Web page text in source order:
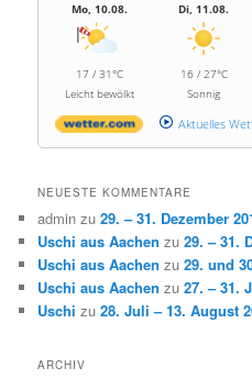
Mo, 10.08.
17 / 31°C
Leicht bewölkt
Di, 11.08.
16 / 27°C
Sonnig
Aktuelles
NEUESTE KOMMENTARE
admin zu29. – 31. Dezember
Uschi aus Aachen zu29. – 31.
Uschi aus Aachen zu29. und
Uschi aus Aachen zu27. – 31.
Uschi zu28. Juli – 13. August
ARCHIV